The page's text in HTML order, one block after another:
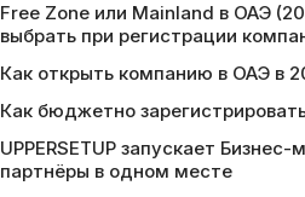
Free Zone или Mainland в ОАЭ
выбрать при регистрации
Как открыть компанию в ОАЭ в
Как бюджетно
UPPERSETUP запускает
партнёры в одном месте